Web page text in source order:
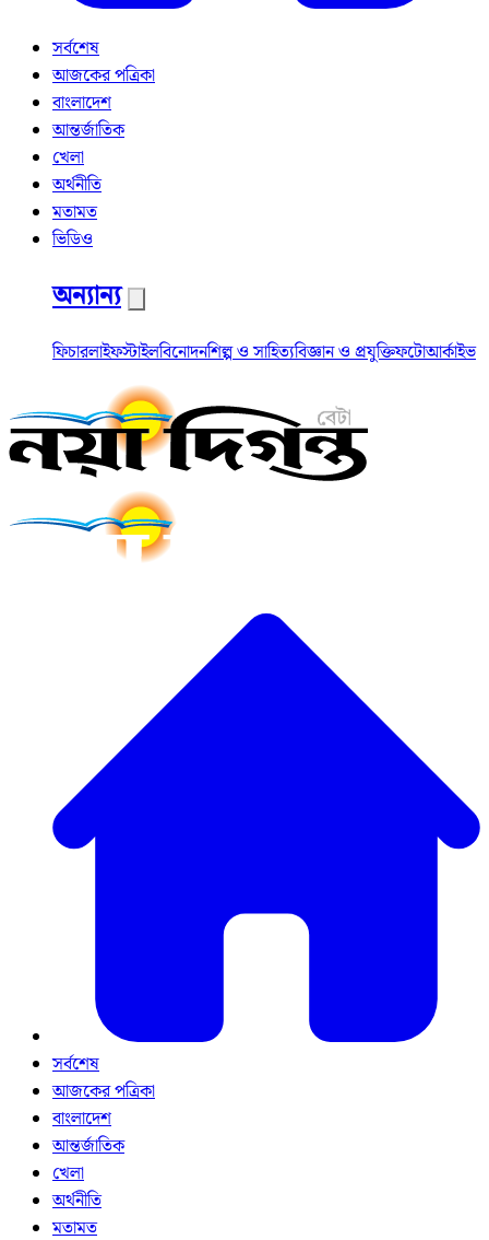
সর্বশেষ
আজকের পত্রিকা
বাংলাদেশ
আন্তর্জাতিক
খেলা
অর্থনীতি
মতামত
ভিডিও
অন্যান্য
ফিচারলাইফস্টাইলবিনোদনশিল্প ও সাহিত্যবিজ্ঞান ও প্রযুক্তিফটোআর্কাইভ
সর্বশেষ
আজকের পত্রিকা
বাংলাদেশ
আন্তর্জাতিক
খেলা
অর্থনীতি
মতামত